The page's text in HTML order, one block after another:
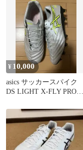
¥ 10,000
asics サッカースパイク
DS LIGHT X-FLY PRO3